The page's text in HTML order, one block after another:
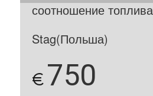
соотношение
Stag(Польша)
€750